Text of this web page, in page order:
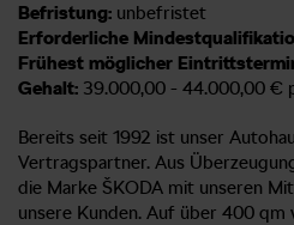
Befristung: unbefristet
Erforderliche
Frühest möglicher
Gehalt: 39.000,00 - 44.000,00 €
Bereits seit 1992 ist unser
Vertragspartner. Aus
die Marke ŠKODA mit unseren
unsere Kunden. Auf über 400